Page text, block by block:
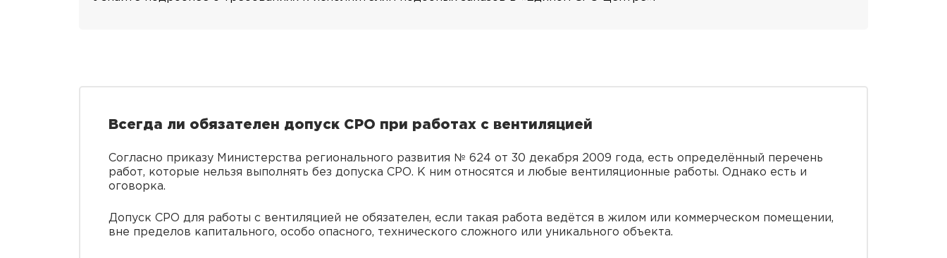
Всегда ли обязателен допуск СРО при работах с вентиляцией
Согласно приказу Министерства регионального развития № 624 от 30 декабря 2009 года, есть определённый перечень
работ, которые нельзя выполнять без допуска СРО. К ним относятся и любые вентиляционные работы. Однако есть и
оговорка.
Допуск СРО для работы с вентиляцией не обязателен, если такая работа ведётся в жилом или коммерческом помещении,
вне пределов капитального, особо опасного, технического сложного или уникального объекта.